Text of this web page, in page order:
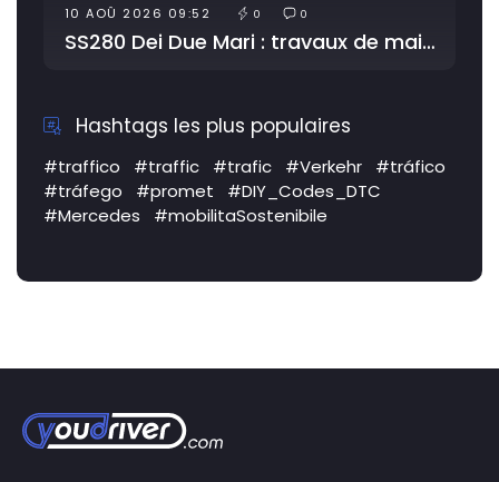
10 AOÛ 2026 09:52 0 0
SS280 Dei Due Mari : travaux de maintenance
Hashtags les plus populaires
#traffico #traffic #trafic #Verkehr
#tráfico
#tráfego
#promet
#DIY_Codes_DTC
#Mercedes
#mobilitaSostenibile